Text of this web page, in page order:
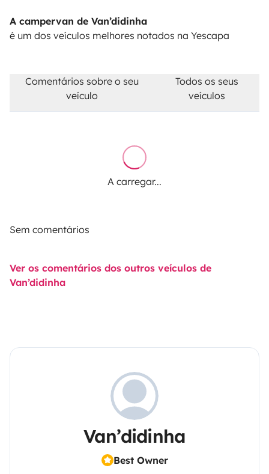
A campervan de Van’didinha
é um dos veículos melhores notados na Yescapa
Comentários sobre o seu
veículo
Todos os seus
veículos
A carregar...
Sem comentários
Ver os comentários dos outros veículos de
Van’didinha
Van’didinha
Best Owner